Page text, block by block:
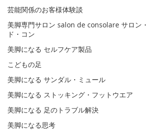
芸能関係のお客様体験談
美脚専門サロン salon de consolare サロン・
ド・コン
美脚になる セルフケア製品
こどもの足
美脚になる サンダル・ミュール
美脚になる ストッキング・フットウエア
美脚になる 足のトラブル解決
美脚になる思考